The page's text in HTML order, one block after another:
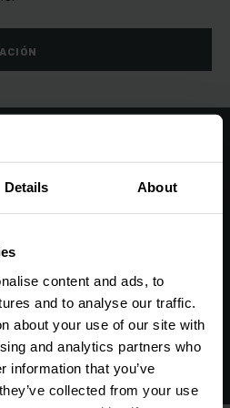
Details About
content and ads, to
and to analyse our traffic.
about your use of our site with
and analytics partners who
information that you’ve
collected from your use
en su estructura